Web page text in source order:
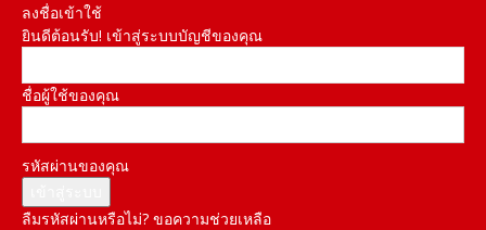
ลงชื่อเข้าใช้
ยินดีต้อนรับ! เข้าสู่ระบบบัญชีของคุณ
ชื่อผู้ใช้ของคุณ
รหัสผ่านของคุณ
ลืมรหัสผ่านหรือไม่? ขอความช่วยเหลือ